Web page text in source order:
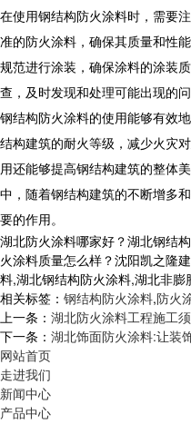
在使用钢结构防火涂料时，需要
准的防火涂料，确保其质量和性
规范进行涂装，确保涂料的涂装
查，及时发现和处理可能出现的问
钢结构防火涂料的使用能够有效
结构建筑的耐火等级，减少火灾
用还能够提高钢结构建筑的整体
中，随着钢结构建筑的不断增多
要的作用。
湖北防火涂料哪家好？湖北钢结
火涂料质量怎么样？沈阳凯之隆
料,湖北钢结构防火涂料,湖北非
相关标签： 钢结构防火涂料,防火
上一条： 湖北防火涂料工程施工
下一条： 湖北饰面防火涂料:让装
网站首页
走进我们
新闻中心
产品中心